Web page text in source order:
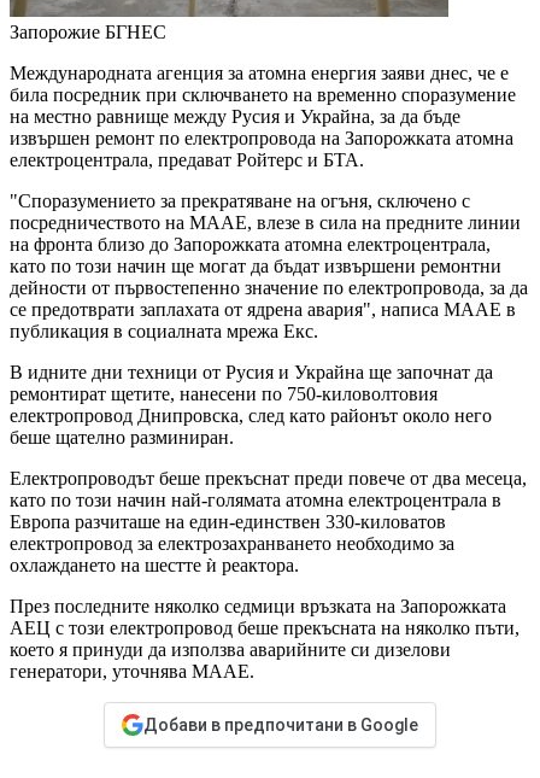
Запорожие БГНЕС
Международната агенция за атомна енергия заяви днес, че е
била посредник при сключването на временно споразумение
на местно равнище между Русия и Украйна, за да бъде
извършен ремонт по електропровода на Запорожката атомна
електроцентрала, предават Ройтерс и БТА.
"Споразумението за прекратяване на огъня, сключено с
посредничеството на МААЕ, влезе в сила на предните линии
на фронта близо до Запорожката атомна електроцентрала,
като по този начин ще могат да бъдат извършени ремонтни
дейности от първостепенно значение по електропровода, за да
се предотврати заплахата от ядрена авария", написа МААЕ в
публикация в социалната мрежа Екс.
В идните дни техници от Русия и Украйна ще започнат да
ремонтират щетите, нанесени по 750-киловолтовия
електропровод Днипровска, след като районът около него
беше щателно разминиран.
Електропроводът беше прекъснат преди повече от два месеца,
като по този начин най-голямата атомна електроцентрала в
Европа разчиташе на един-единствен 330-киловатов
електропровод за електрозахранването необходимо за
охлаждането на шестте ѝ реактора.
През последните няколко седмици връзката на Запорожката
АЕЦ с този електропровод беше прекъсната на няколко пъти,
което я принуди да използва аварийните си дизелови
генератори, уточнява МААЕ.
Добави в предпочитани в Google